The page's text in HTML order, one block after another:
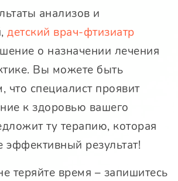
анализов и
детский врач-фтизиатр
о назначении лечения
Вы можете быть
что специалист проявит
к здоровью вашего
ту терапию, которая
эффективный результат!
теряйте время – запишитесь